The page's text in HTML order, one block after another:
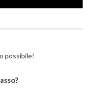
possibile!